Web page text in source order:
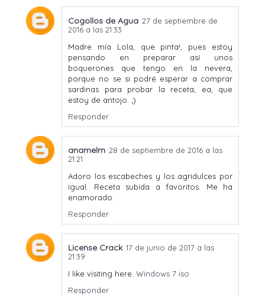
Cogollos de Agua 27 de septiembre de
2016 a las 21:33
Madre mía Lola, que pinta!, pues estoy
pensando en preparar así unos
boquerones que tengo en la nevera,
porque no se si podré esperar a comprar
sardinas para probar la receta, ea, que
estoy de antojo. ;)
Responder
anamelm 28 de septiembre de 2016 a las
21:21
Adoro los escabeches y los agridulces por
igual. Receta subida a favoritos. Me ha
enamorado.
Responder
License Crack 17 de junio de 2017 a las
21:39
I like visiting here. Windows 7 iso
Responder